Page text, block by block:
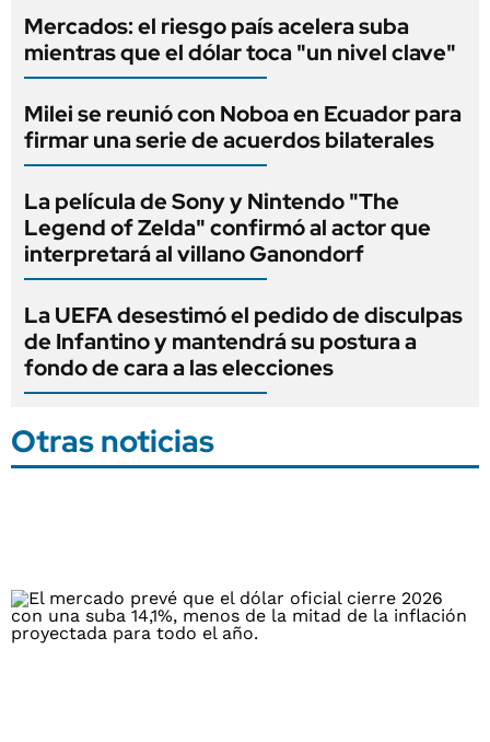
Mercados: el riesgo país acelera suba
mientras que el dólar toca "un nivel clave"
Milei se reunió con Noboa en Ecuador para
firmar una serie de acuerdos bilaterales
La película de Sony y Nintendo "The
Legend of Zelda" confirmó al actor que
interpretará al villano Ganondorf
La UEFA desestimó el pedido de disculpas
de Infantino y mantendrá su postura a
fondo de cara a las elecciones
Otras noticias